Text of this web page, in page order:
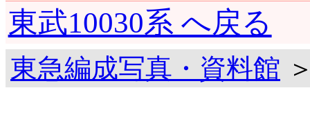
東武10030系 へ戻る
東急編成写真・資料館